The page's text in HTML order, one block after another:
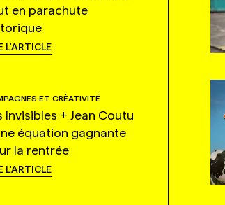
en parachute
L'ARTICLE
ET CRÉATIVITÉ
Invisibles + Jean Coutu
équation gagnante
la rentrée
L'ARTICLE